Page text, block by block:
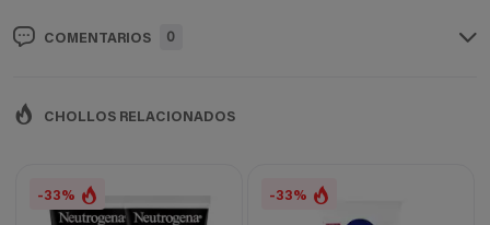
COMENTARIOS 0
CHOLLOS RELACIONADOS
-33% -33%